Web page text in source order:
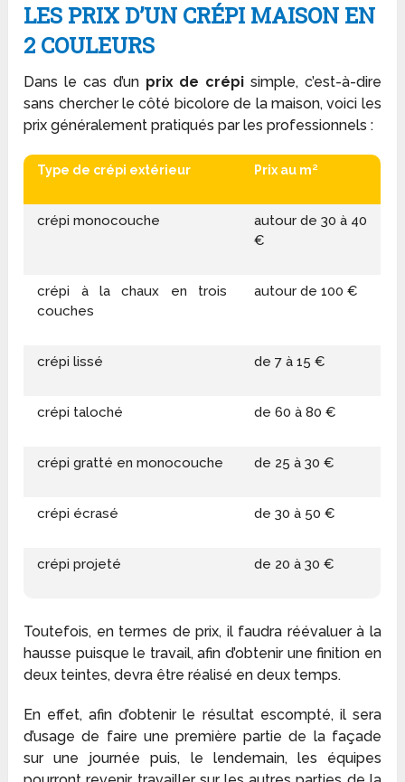
LES PRIX D’UN CRÉPI MAISON EN
2 COULEURS
Dans le cas d’un prix de crépi simple, c’est-à-dire
sans chercher le côté bicolore de la maison, voici les
prix généralement pratiqués par les professionnels :
Type de crépi extérieur Prix au m²
crépi monocouche
autour de 30 à 40
€
crépi à la chaux en trois
couches
autour de 100 €
crépi lissé de 7 à 15 €
crépi taloché de 60 à 80 €
crépi gratté en monocouche de 25 à 30 €
crépi écrasé de 30 à 50 €
crépi projeté de 20 à 30 €
Toutefois, en termes de prix, il faudra réévaluer à la
hausse puisque le travail, afin d’obtenir une finition en
deux teintes, devra être réalisé en deux temps.
En effet, afin d’obtenir le résultat escompté, il sera
d’usage de faire une première partie de la façade
sur une journée puis, le lendemain, les équipes